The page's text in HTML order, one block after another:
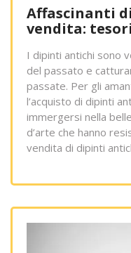
Affascinanti
vendita:
I dipinti antichi sono
del passato e
passate. Per gli
l’acquisto di dipinti
immergersi nella
d’arte che hanno
vendita di dipinti